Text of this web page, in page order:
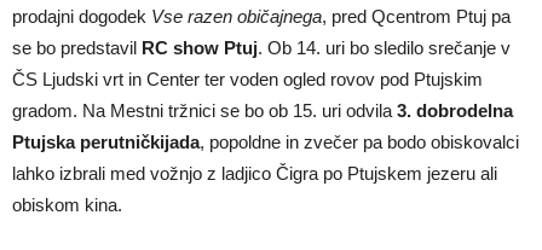
prodajni dogodek Vse razen običajnega, pred Qcentrom Ptuj pa
se bo predstavil RC show Ptuj. Ob 14. uri bo sledilo srečanje v
ČS Ljudski vrt in Center ter voden ogled rovov pod Ptujskim
gradom. Na Mestni tržnici se bo ob 15. uri odvila 3. dobrodelna
Ptujska perutničkijada, popoldne in zvečer pa bodo obiskovalci
lahko izbrali med vožnjo z ladjico Čigra po Ptujskem jezeru ali
obiskom kina.